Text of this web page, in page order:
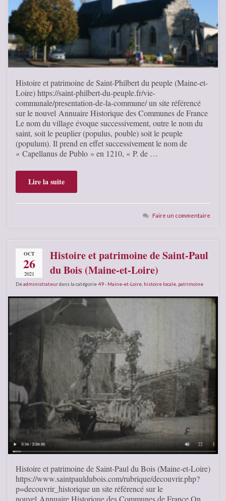
Histoire et patrimoine de Saint-Philbert du peuple (Maine-et-
Loire) https://saint-philbert-du-peuple.fr/vie-
communale/presentation-de-la-commune/ un site référencé
sur le nouvel Annuaire Historique des Communes de France
Le nom du village évoque successivement, outre le nom du
saint, soit le peuplier (populus, pouble) soit le peuple
(populum). Il prend en effet successivement le nom de
« Capellanus de Publo » en 1210, « P. de …
Lire la suite
Faire un commentaire
OCT
26
2021
Histoire et patrimoine de Saint-Paul
du Bois (Maine-et-Loire)
Deadministrateurdans la catégorie49 - Maine-et-Loire histoire locale patrimoine
Histoire et patrimoine de Saint-Paul du Bois (Maine-et-Loire)
https://www.saintpauldubois.com/rubrique/decouvrir.php?
p=decouvrir_historique un site référencé sur le
nouvel Annuaire Historique des Communes de France On